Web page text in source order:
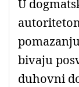
U
bivaju
duhovni